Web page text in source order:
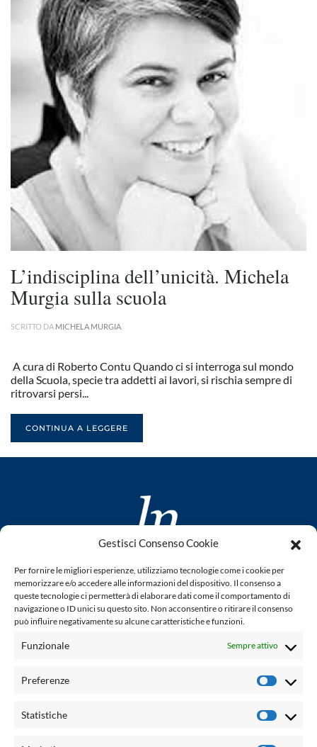
Gestisci Consenso Cookie
Per fornire le migliori esperienze, utilizziamo tecnologie come i cookie per
memorizzare e/o accedere alle informazioni del dispositivo. Il consenso a
queste tecnologie ci permetterà di elaborare dati come il comportamento di
navigazione o ID unici su questo sito. Non acconsentire o ritirare il consenso
può influire negativamente su alcune caratteristiche e funzioni.
Funzionale Sempre attivo
Preferenze
Statistiche
L’indisciplina dell’unicità. Michela
Murgia sulla scuola
SCRITTO DA MICHELA MURGIA
A cura di Roberto Contu Quando ci si interroga sul mondo
della Scuola, specie tra addetti ai lavori, si rischia sempre di
ritrovarsi persi...
CONTINUA A LEGGERE
www.laletteraturaenoi.it
fondato da Romano Luperini
Questo blog non rappresenta una testata giornalistica in
quanto viene aggiornato senza alcuna periodicità. Non può
legge n° 62 del 7.03.2001. L'autore non è responsabile per